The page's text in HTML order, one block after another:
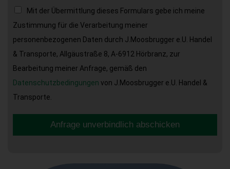
Mit der Übermittlung dieses Formulars gebe ich meine
Zustimmung für die Verarbeitung meiner
personenbezogenen Daten durch J.Moosbrugger e.U. Handel
& Transporte, Allgäustraße 8, A-6912 Hörbranz, zur
Bearbeitung meiner Anfrage, gemäß den
Datenschutzbedingungen von J.Moosbrugger e.U. Handel &
Transporte.
Anfrage unverbindlich abschicken